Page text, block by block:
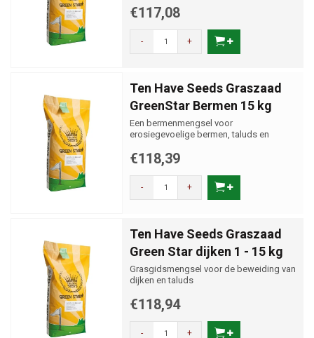
€117,08
- +
Ten Have Seeds Graszaad
GreenStar Bermen 15 kg
Een bermenmengsel voor
erosiegevoelige bermen, taluds en
€118,39
- +
Ten Have Seeds Graszaad
Green Star dijken 1 - 15 kg
Grasgidsmengsel voor de beweiding van
dijken en taluds
€118,94
- +